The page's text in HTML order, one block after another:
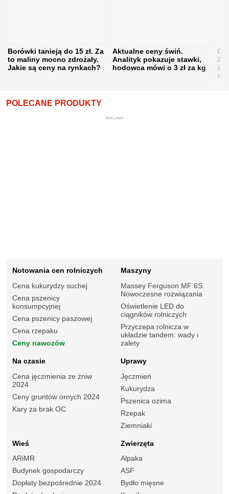
Borówki tanieją do 15 zł. Za
to maliny mocno zdrożały.
Jakie są ceny na rynkach?
Aktualne ceny świń.
Analityk pokazuje stawki,
hodowca mówi o 3 zł za kg
POLECANE PRODUKTY
REKLAMA
Notowania cen rolniczych
Cena kukurydzy suchej
Cena pszenicy
konsumpcyjnej
Cena pszenicy paszowej
Cena rzepaku
Ceny nawozów
Maszyny
Massey Ferguson MF 6S.
Nowoczesne rozwiązania
Oświetlenie LED do
ciągników rolniczych
Przyczepa rolnicza w
układzie tandem: wady i
zalety
Na czasie
Cena jęczmienia ze żniw
2024
Ceny gruntów ornych 2024
Kary za brak OC
Uprawy
Jęczmień
Kukurydza
Pszenica ozima
Rzepak
Ziemniaki
Wieś
ARiMR
Budynek gospodarczy
Dopłaty bezpośrednie 2024
Zwierzęta
Alpaka
ASF
Bydło mięsne